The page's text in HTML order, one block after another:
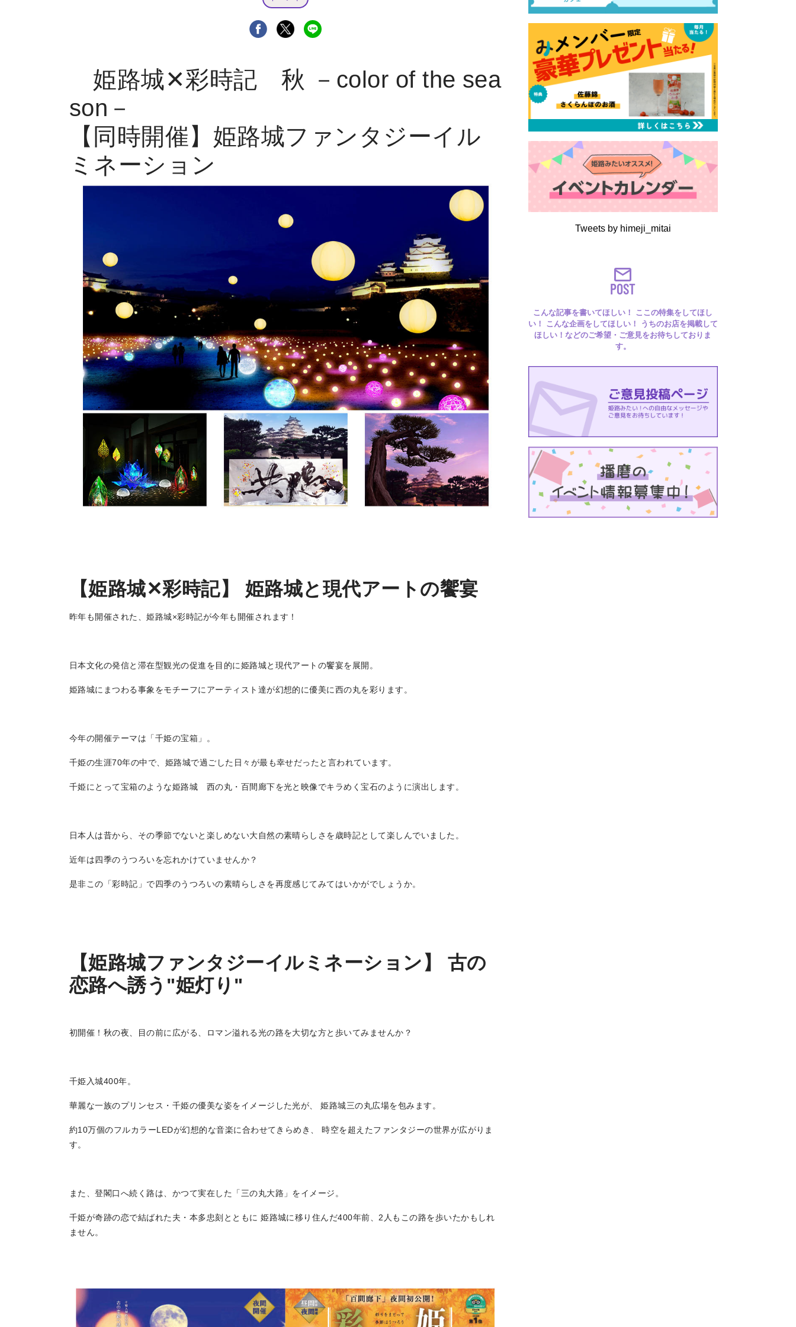
トップページ
Top page
特集
Featured
イベント
Events
まるはり 雑誌・デジタルブック
Digital books
姫路城✕彩時記 秋 －color of the sea
son－
【同時開催】姫路城ファンタジーイル
ミネーション
【姫路城✕彩時記】 姫路城と現代アートの饗宴
昨年も開催された、姫路城×彩時記が今年も開催されます！
日本文化の発信と滞在型観光の促進を目的に姫路城と現代アートの饗宴を展開。
姫路城にまつわる事象をモチーフにアーティスト達が幻想的に優美に西の丸を彩ります。
今年の開催テーマは「千姫の宝箱」。
千姫の生涯70年の中で、姫路城で過ごした日々が最も幸せだったと言われています。
千姫にとって宝箱のような姫路城 西の丸・百間廊下を光と映像でキラめく宝石のように演出します。
日本人は昔から、その季節でないと楽しめない大自然の素晴らしさを歳時記として楽しんでいました。
近年は四季のうつろいを忘れかけていませんか？
是非この「彩時記」で四季のうつろいの素晴らしさを再度感じてみてはいかがでしょうか。
【姫路城ファンタジーイルミネーション】 古の
恋路へ誘う"姫灯り"
初開催！秋の夜、目の前に広がる、ロマン溢れる光の路を大切な方と歩いてみませんか？
千姫入城400年。
華麗な一族のプリンセス・千姫の優美な姿をイメージした光が、 姫路城三の丸広場を包みます。
約10万個のフルカラーLEDが幻想的な音楽に合わせてきらめき、 時空を超えたファンタジーの世界が広がりま
す。
また、登閣口へ続く路は、かつて実在した「三の丸大路」をイメージ。
千姫が奇跡の恋で結ばれた夫・本多忠刻とともに 姫路城に移り住んだ400年前、2人もこの路を歩いたかもしれ
ません。
Tweets by himeji_mitai
POST
こんな記事を書いてほしい！ ここの特集をしてほし
い！ こんな企画をしてほしい！ うちのお店を掲載して
ほしい！などのご希望・ご意見をお待ちしておりま
す。